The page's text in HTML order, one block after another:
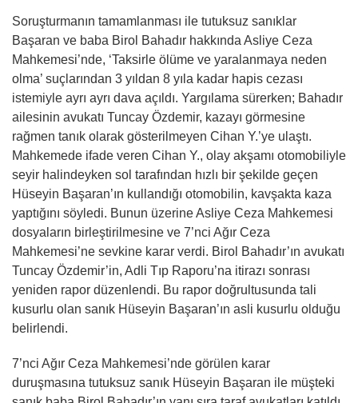
Soruşturmanın tamamlanması ile tutuksuz sanıklar
Başaran ve baba Birol Bahadır hakkında Asliye Ceza
Mahkemesi’nde, ‘Taksirle ölüme ve yaralanmaya neden
olma’ suçlarından 3 yıldan 8 yıla kadar hapis cezası
istemiyle ayrı ayrı dava açıldı. Yargılama sürerken; Bahadır
ailesinin avukatı Tuncay Özdemir, kazayı görmesine
rağmen tanık olarak gösterilmeyen Cihan Y.’ye ulaştı.
Mahkemede ifade veren Cihan Y., olay akşamı otomobiliyle
seyir halindeyken sol tarafından hızlı bir şekilde geçen
Hüseyin Başaran’ın kullandığı otomobilin, kavşakta kaza
yaptığını söyledi. Bunun üzerine Asliye Ceza Mahkemesi
dosyaların birleştirilmesine ve 7’nci Ağır Ceza
Mahkemesi’ne sevkine karar verdi. Birol Bahadır’ın avukatı
Tuncay Özdemir’in, Adli Tıp Raporu’na itirazı sonrası
yeniden rapor düzenlendi. Bu rapor doğrultusunda tali
kusurlu olan sanık Hüseyin Başaran’ın asli kusurlu olduğu
belirlendi.
7’nci Ağır Ceza Mahkemesi’nde görülen karar
duruşmasına tutuksuz sanık Hüseyin Başaran ile müşteki